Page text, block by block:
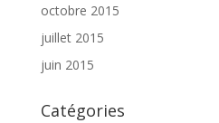
octobre 2015
juillet 2015
juin 2015
Catégories